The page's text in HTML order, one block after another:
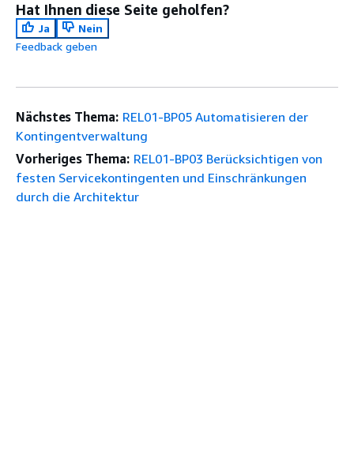
Hat Ihnen diese Seite geholfen?
Ja
Nein
Feedback geben
Nächstes Thema: REL01-BP05 Automatisieren der
Kontingentverwaltung
Vorheriges Thema: REL01-BP03 Berücksichtigen von
festen Servicekontingenten und Einschränkungen
durch die Architektur